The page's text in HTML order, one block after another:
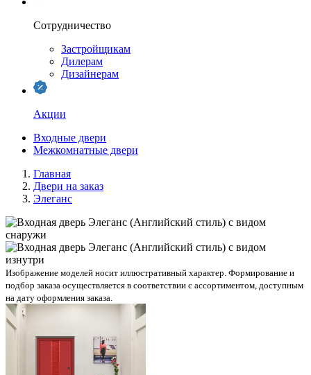
Сотрудничество
Застройщикам
Дилерам
Дизайнерам
Акции
Входные двери
Межкомнатные двери
Главная
Двери на заказ
Элеганс
Изображение моделей носит иллюстративный характер. Формирование и
подбор заказа осуществляется в соответствии с ассортиментом, доступным
на дату оформления заказа.